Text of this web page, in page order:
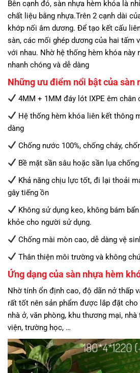
Bên cạnh đó, sàn nhựa hèm khóa là
chất liệu bằng nhựa.Trên 2 cạnh dài
khớp nối âm dương. Để tạo kết cấu
sàn, các mối ghép dương của hai tấm
với nhau. Nhờ hệ thống hèm khóa này
nhanh chóng và dễ dàng
Những ưu điểm nổi bật của sàn
4MM + 1MM đáy lót IXPE êm chân
Hệ thống hèm khóa liên kết thông
dàng
Chống nước 100%, chống cháy,
Bề mặt sần sâu hoặc sần lụa
Khả năng chịu lực tốt, đi lại thoải
gây tiếng ồn
Không sử dụng keo, không bám
khỏe cho người sử dụng.
Chống mài mòn cao, dễ dàng vệ
Thân thiện môi trường và không
Ứng dạng của sàn nhựa hèm
Nhờ tính ổn định cao, độ dãn nở thấp
rất tốt nên sản phẩm được lắp đặt
nhà ở, văn phòng, khu thương mại,
viện, trường học, …